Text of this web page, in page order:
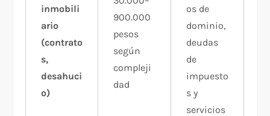
inmobili
ario
(contrato
s,
desahuci
o)
900.000
pesos
según
compleji
dad
os de
dominio,
deudas
de
impuesto
s y
servicios